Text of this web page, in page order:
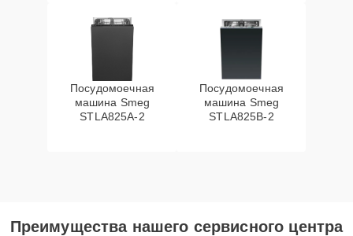
Посудомоечная
машина Smeg
STLA825A-2
Посудомоечная
машина Smeg
STLA825B-2
Преимущества нашего сервисного центра